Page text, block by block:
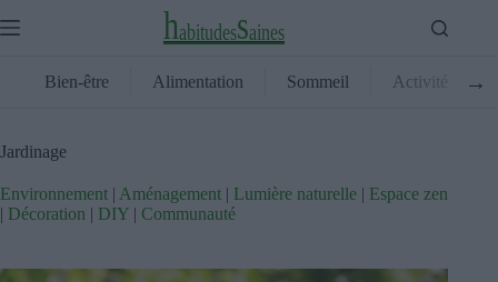
to
habitudessaines
Bien-être Alimentation Sommeil Activité →
Jardinage
Environnement | Aménagement | Lumière naturelle | Espace zen
| Décoration | DIY | Communauté